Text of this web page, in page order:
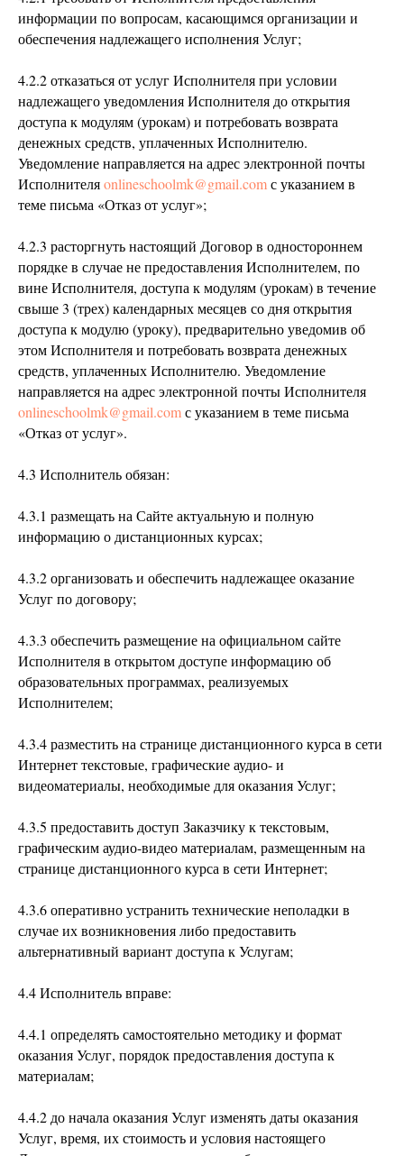
информации по вопросам, касающимся организации и
обеспечения надлежащего исполнения Услуг;
4.2.2 отказаться от услуг Исполнителя при условии
надлежащего уведомления Исполнителя до открытия
доступа к модулям (урокам) и потребовать возврата
денежных средств, уплаченных Исполнителю.
Уведомление направляется на адрес электронной почты
Исполнителяonlineschoolmk@gmail.comс указанием в
теме письма «Отказ от услуг»;
4.2.3 расторгнуть настоящий Договор в одностороннем
порядке в случае не предоставления Исполнителем, по
вине Исполнителя, доступа к модулям (урокам) в течение
свыше 3 (трех) календарных месяцев со дня открытия
доступа к модулю (уроку), предварительно уведомив об
этом Исполнителя и потребовать возврата денежных
средств, уплаченных Исполнителю. Уведомление
направляется на адрес электронной почты Исполнителя
onlineschoolmk@gmail.comс указанием в теме письма
«Отказ от услуг».
4.3 Исполнитель обязан:
4.3.1 размещать на Сайте актуальную и полную
информацию о дистанционных курсах;
4.3.2 организовать и обеспечить надлежащее оказание
Услуг по договору;
4.3.3 обеспечить размещение на официальном сайте
Исполнителя в открытом доступе информацию об
образовательных программах, реализуемых
Исполнителем;
4.3.4 разместить на странице дистанционного курса в сети
Интернет текстовые, графические аудио- и
видеоматериалы, необходимые для оказания Услуг;
4.3.5 предоставить доступ Заказчику к текстовым,
графическим аудио-видео материалам, размещенным на
странице дистанционного курса в сети Интернет;
4.3.6 оперативно устранить технические неполадки в
случае их возникновения либо предоставить
альтернативный вариант доступа к Услугам;
4.4 Исполнитель вправе:
4.4.1 определять самостоятельно методику и формат
оказания Услуг, порядок предоставления доступа к
материалам;
4.4.2 до начала оказания Услуг изменять даты оказания
Услуг, время, их стоимость и условия настоящего